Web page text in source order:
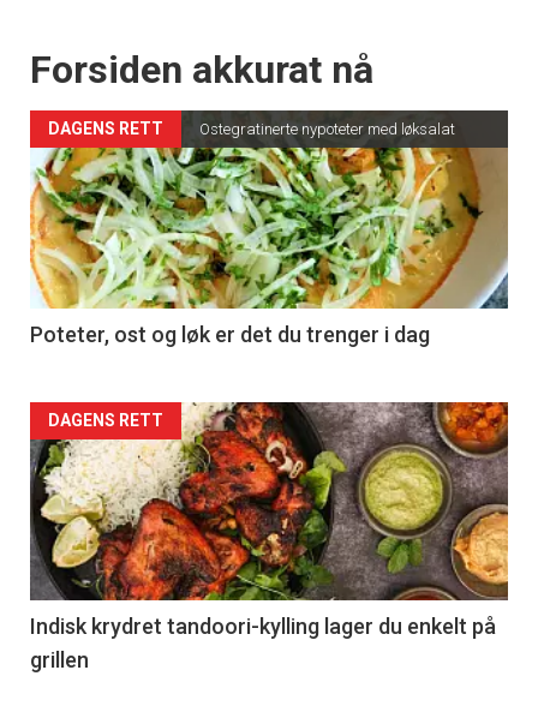
Forsiden akkurat nå
DAGENS RETT Ostegratinerte nypoteter med løksalat
Poteter, ost og løk er det du trenger i dag
Forsiden
akkurat
nå
-
2
DAGENS RETT
Indisk krydret tandoori-kylling lager du enkelt på
grillen